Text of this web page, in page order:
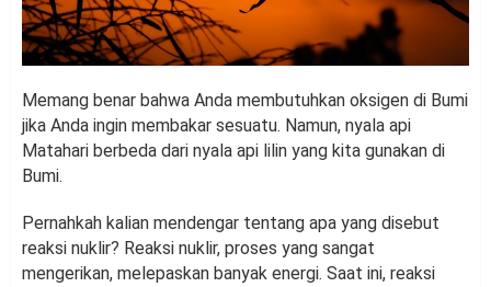
Memang benar bahwa Anda membutuhkan oksigen di Bumi
jika Anda ingin membakar sesuatu. Namun, nyala api
Matahari berbeda dari nyala api lilin yang kita gunakan di
Bumi.
Pernahkah kalian mendengar tentang apa yang disebut
reaksi nuklir? Reaksi nuklir, proses yang sangat
mengerikan, melepaskan banyak energi. Saat ini, reaksi